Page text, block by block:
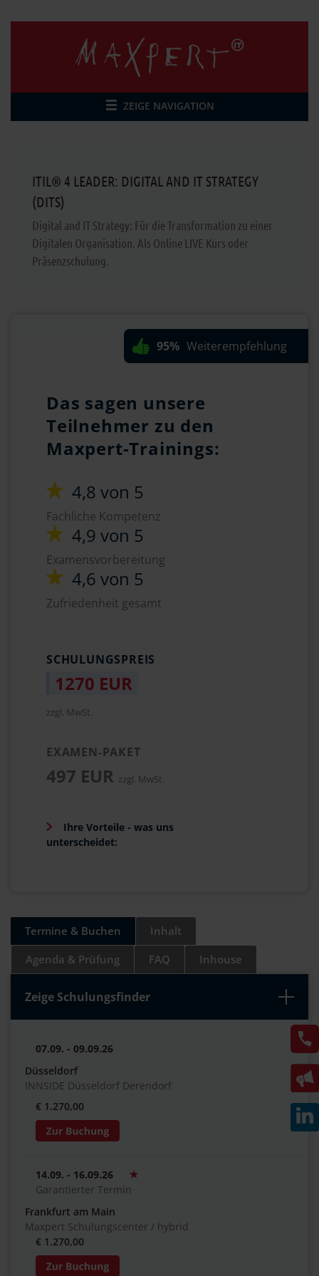
ZEIGE NAVIGATION
ITIL® 4 LEADER: DIGITAL AND IT STRATEGY
(DITS)
Digital and IT Strategy: Für die Transformation zu einer
Digitalen Organisation. Als Online LIVE Kurs oder
Präsenzschulung.
95% Weiterempfehlung
Das sagen unsere
Teilnehmer zu den
Maxpert-Trainings:
4,8 von 5
Fachliche Kompetenz
4,9 von 5
Examensvorbereitung
4,6 von 5
Zufriedenheit gesamt
SCHULUNGSPREIS
1270 EUR
zzgl. MwSt.
EXAMEN-PAKET
497 EUR zzgl. MwSt.
Ihre Vorteile - was uns
unterscheidet:
Termine & Buchen
Inhalt
Agenda & Prüfung
FAQ Inhouse
Zeige Schulungsfinder
07.09. - 09.09.26
Düsseldorf
INNSIDE Düsseldorf Derendorf
€ 1.270,00
14.09. - 16.09.26
Garantierter Termin
Frankfurt am Main
Maxpert Schulungscenter / hybrid
€ 1.270,00